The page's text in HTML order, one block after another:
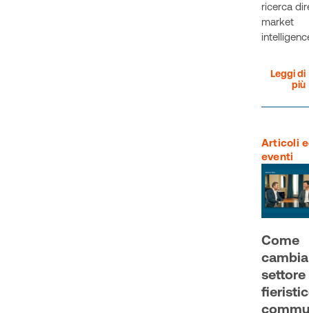
ricerca
market
Leggi di
più
Articoli
eventi
Come
settore